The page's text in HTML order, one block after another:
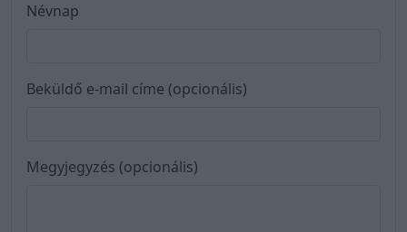
Névnap
Beküldő e-mail címe (opcionális)
Megyjegyzés (opcionális)